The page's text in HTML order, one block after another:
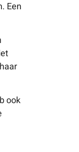
Een
ook